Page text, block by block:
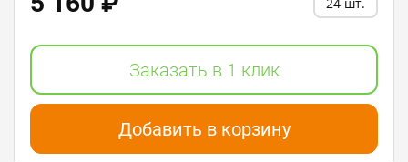
Заказать в 1 клик
Добавить в корзину